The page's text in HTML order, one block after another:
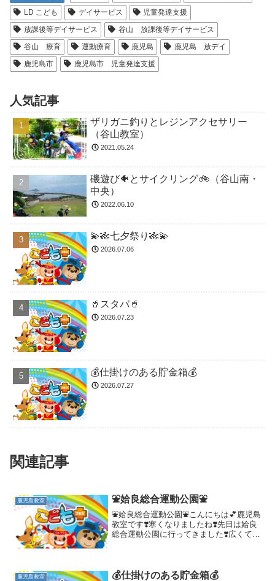
LD こども
デイサービス
児童発達支援
放課後等デイサービス
谷山 放課後等デイサービス
谷山 療育
運動療育 鹿児島
鹿児島 放デイ
鹿児島市
鹿児島市 児童発達支援
人気記事
ザリガニ釣りとレジンアクセサリー
（谷山教室）
2021.05.24
磯遊び🐠とサイクリング🚲（谷山南・
中央）
2022.06.10
💫🎋七夕祭り🎋💫
2026.07.06
🥤スタバ🥤
2026.07.23
💰仕掛けのある貯金箱💰
2026.07.27
関連記事
鹿児島教室 ⛲️姶良総合運動公園⛲️
⛲️姶良総合運動公園⛲️こんにちは💕鹿児島
教室です❣️寒くなりましたね❣️先日は姶良
総合運動公園に行ってきました❣️広くて遊
な...
鹿児島教室 💰仕掛けのある貯金箱💰